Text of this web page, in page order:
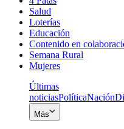
Salud
Loterías
Educación
Contenido en
Semana Rural
Mujeres
Últimas
noticiasPolíticaNación
Más